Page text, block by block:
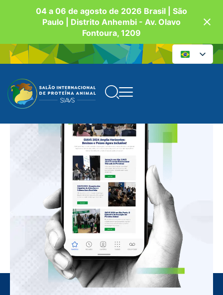
04 a 06 de agosto de 2026 Brasil | São
Paulo | Distrito Anhembi - Av. Olavo
Fontoura, 1209